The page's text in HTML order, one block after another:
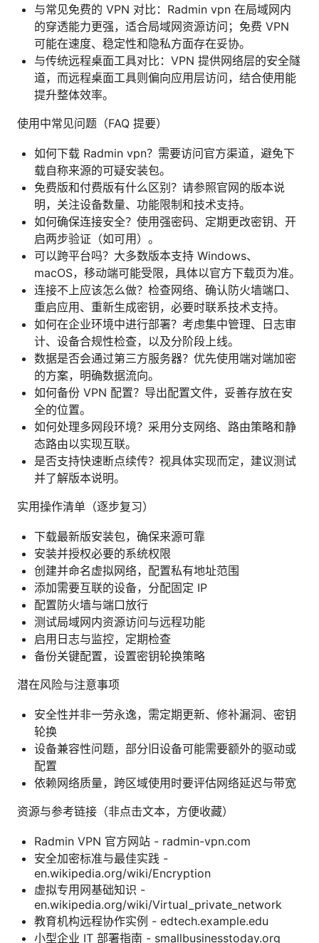
与常见免费的 VPN 对比：Radmin vpn 在局域网内
的穿透能力更强，适合局域网资源访问；免费 VPN
可能在速度、稳定性和隐私方面存在妥协。
与传统远程桌面工具对比：VPN 提供网络层的安全隧
道，而远程桌面工具则偏向应用层访问，结合使用能
提升整体效率。
使用中常见问题（FAQ 提要）
如何下载 Radmin vpn？需要访问官方渠道，避免下
载自称来源的可疑安装包。
免费版和付费版有什么区别？请参照官网的版本说
明，关注设备数量、功能限制和技术支持。
如何确保连接安全？使用强密码、定期更改密钥、开
启两步验证（如可用）。
可以跨平台吗？大多数版本支持 Windows、
macOS，移动端可能受限，具体以官方下载页为准。
连接不上应该怎么做？检查网络、确认防火墙端口、
重启应用、重新生成密钥，必要时联系技术支持。
如何在企业环境中进行部署？考虑集中管理、日志审
计、设备合规性检查，以及分阶段上线。
数据是否会通过第三方服务器？优先使用端对端加密
的方案，明确数据流向。
如何备份 VPN 配置？导出配置文件，妥善存放在安
全的位置。
如何处理多网段环境？采用分支网络、路由策略和静
态路由以实现互联。
是否支持快速断点续传？视具体实现而定，建议测试
并了解版本说明。
实用操作清单（逐步复习）
下载最新版安装包，确保来源可靠
安装并授权必要的系统权限
创建并命名虚拟网络，配置私有地址范围
添加需要互联的设备，分配固定 IP
配置防火墙与端口放行
测试局域网内资源访问与远程功能
启用日志与监控，定期检查
备份关键配置，设置密钥轮换策略
潜在风险与注意事项
安全性并非一劳永逸，需定期更新、修补漏洞、密钥
轮换
设备兼容性问题，部分旧设备可能需要额外的驱动或
配置
依赖网络质量，跨区域使用时要评估网络延迟与带宽
资源与参考链接（非点击文本，方便收藏）
Radmin VPN 官方网站 - radmin-vpn.com
安全加密标准与最佳实践 -
en.wikipedia.org/wiki/Encryption
虚拟专用网基础知识 -
en.wikipedia.org/wiki/Virtual_private_network
教育机构远程协作实例 - edtech.example.edu
小型企业 IT 部署指南 - smallbusinesstoday.org